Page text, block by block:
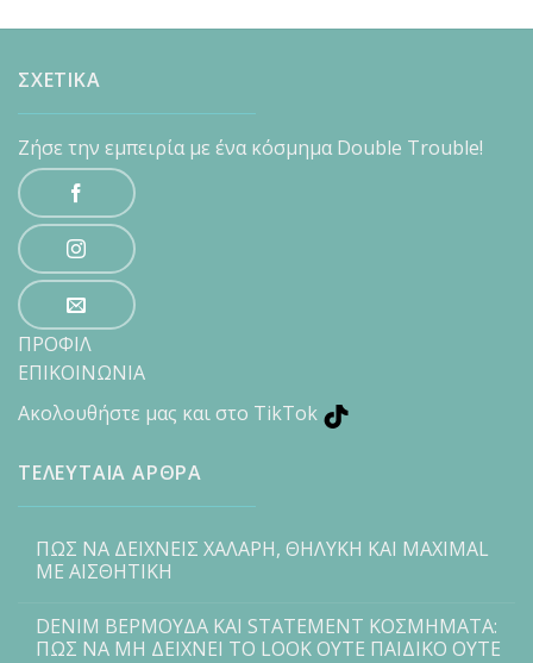
ΣΧΕΤΙΚΑ
Ζήσε την εμπειρία με ένα κόσμημα Double Trouble!
ΠΡΟΦΙΛ
ΕΠΙΚΟΙΝΩΝΙΑ
Ακολουθήστε μας και στο TikTok
ΤΕΛΕΥΤΑΙΑ ΑΡΘΡΑ
ΠΩΣ ΝΑ ΔΕΙΧΝΕΙΣ ΧΑΛΑΡΗ, ΘΗΛΥΚΗ ΚΑΙ MAXIMAL
ΜΕ ΑΙΣΘΗΤΙΚΗ
DENIM ΒΕΡΜΟΥΔΑ ΚΑΙ STATEMENT ΚΟΣΜΗΜΑΤΑ:
ΠΩΣ ΝΑ ΜΗ ΔΕΙΧΝΕΙ ΤΟ LOOK ΟΥΤΕ ΠΑΙΔΙΚΟ ΟΥΤΕ